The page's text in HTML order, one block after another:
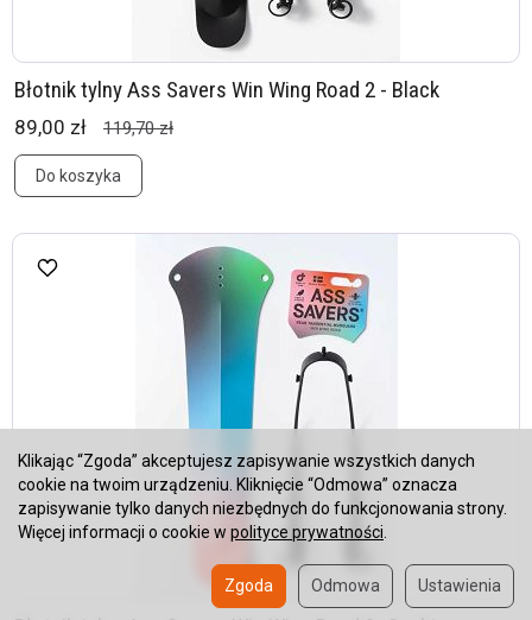
Błotnik tylny Ass Savers Win Wing Road 2 - Black
89,00 zł 119,70 zł
Do koszyka
Klikając “Zgoda” akceptujesz zapisywanie wszystkich danych
cookie na twoim urządzeniu. Kliknięcie “Odmowa” oznacza
zapisywanie tylko danych niezbędnych do funkcjonowania strony.
Więcej informacji o cookie w polityce prywatności
Ustawienia
Odmowa
Zgoda